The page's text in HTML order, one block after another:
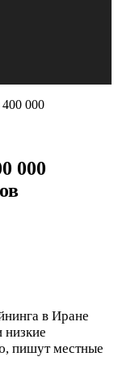
000
000
в Иране
низкие
пишут местные